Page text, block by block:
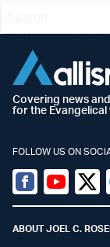
Covering news
for the Evangelical
FOLLOW US ON
Facebook
Youtube
ABOUT JOEL C.